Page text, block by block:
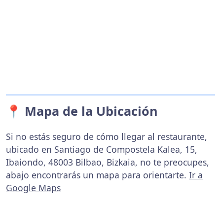
📍 Mapa de la Ubicación
Si no estás seguro de cómo llegar al restaurante,
ubicado en Santiago de Compostela Kalea, 15,
Ibaiondo, 48003 Bilbao, Bizkaia, no te preocupes,
abajo encontrarás un mapa para orientarte. Ir a
Google Maps